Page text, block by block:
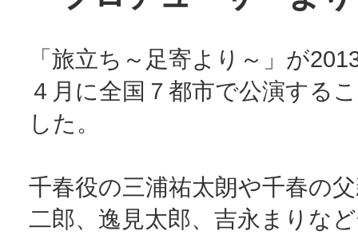
「旅立ち～足寄より～」が
４月に全国７都市で公演する
した。
千春役の三浦祐太朗や千春の
二郎、逸見太郎、吉永まりな